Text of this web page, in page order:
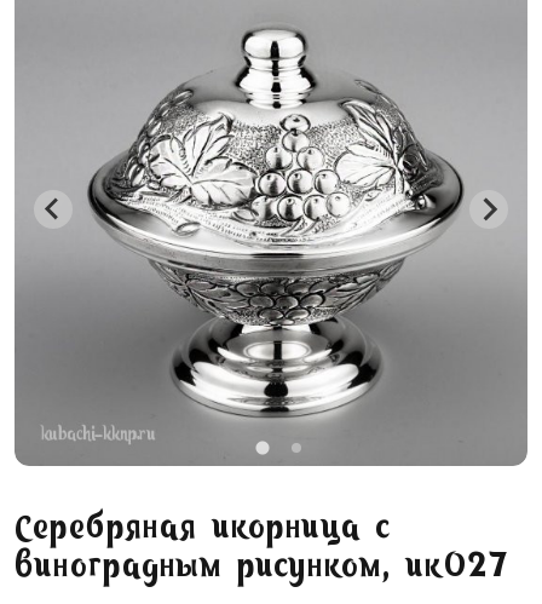
Серебряная икорница с
виноградным рисунком, ик027